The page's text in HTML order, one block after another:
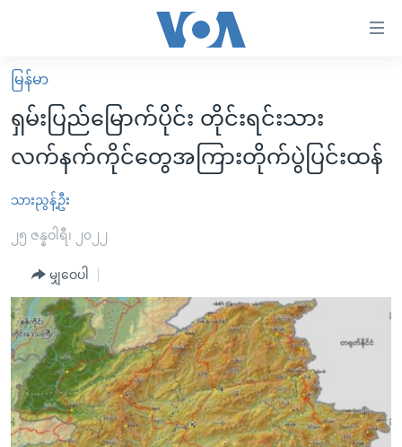
လွယ်ကူ
စေ
များ
ပင်မ
ကျော်
ကြည့်
ရန်
ပင်မ
အ
ညွန်း
မူလစာမျက်နှာ
မြန်မာ
ကမ္ဘာ့သတင်းများ
နိုင်ငံတကာ
အမေရိကန်
အစ္စရေး-ပါလက်စတိုင်း
သတင်းလွတ်လပ်ခွင့်
အင်္ဂလိပ်စာလေ့လာမယ်
အမေရိကန်သုံးအီဒီယံ
မကြေးမုံရဲ့ အင်္ဂလိပ်စာ
ရုပ်ရှင်ထဲက အင်္ဂလိပ်စာ
သုတပဒေသာ အင်္ဂလိပ်စာ
အပတ်စဉ်ကဏ္ဍများ
ရေဒီယို
တီဗွီ
ရေဒီယိုနှင့်ရုပ်သံ အချက်အလက်များ
ရေဒီယို/တီဗွီအစီအစဉ်
Learning English
မြန်မာ
ရှမ်းပြည်မြောက်ပိုင်း တိုင်းရင်းသား
လက်နက်ကိုင်တွေအကြားတိုက်ပွဲပြင်းထန်
သားညွန့်ဦး
၂၅ ဇန္နဝါရီ၊ ၂၀၂၂
မျှဝေပါ